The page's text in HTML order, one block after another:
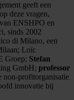
geeft een
deze vragen,
ENSHPO en
sinds 2002
di Milano, een
Loïc
Groep; Stefan
GmbH; professor
non-profitorganisatie
innovatie bij